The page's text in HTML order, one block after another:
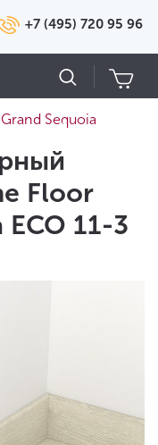
+7 (495) 720 95 96
Grand Sequoia
Floor
11-3